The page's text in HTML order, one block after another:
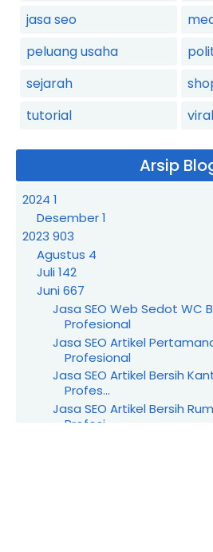
jasa seo
peluang usaha
sejarah
tutorial
viral
Arsip
2024 1
Desember1
2023 903
Agustus 4
Juli142
Juni667
Jasa SEO Web Sedot WC
Profesional
Jasa SEO Artikel
Profesional
Jasa SEO Artikel Bersih
Profes...
Jasa SEO Artikel Bersih
Profesi...